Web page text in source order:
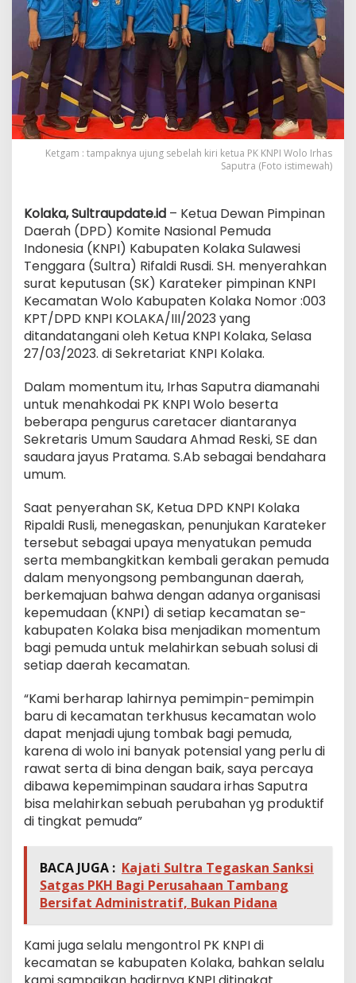
Ketgam : tampaknya ujung sebelah kiri ketua PK KNPI Wolo Irhas
Saputra (Foto istimewah)
Kolaka, Sultraupdate.id – Ketua Dewan Pimpinan
Daerah (DPD) Komite Nasional Pemuda
Indonesia (KNPI) Kabupaten Kolaka Sulawesi
Tenggara (Sultra) Rifaldi Rusdi. SH. menyerahkan
surat keputusan (SK) Karateker pimpinan KNPI
Kecamatan Wolo Kabupaten Kolaka Nomor :003
KPT/DPD KNPI KOLAKA/III/2023 yang
ditandatangani oleh Ketua KNPI Kolaka, Selasa
27/03/2023. di Sekretariat KNPI Kolaka.
Dalam momentum itu, Irhas Saputra diamanahi
untuk menahkodai PK KNPI Wolo beserta
beberapa pengurus caretacer diantaranya
Sekretaris Umum Saudara Ahmad Reski, SE dan
saudara jayus Pratama. S.Ab sebagai bendahara
umum.
Saat penyerahan SK, Ketua DPD KNPI Kolaka
Ripaldi Rusli, menegaskan, penunjukan Karateker
tersebut sebagai upaya menyatukan pemuda
serta membangkitkan kembali gerakan pemuda
dalam menyongsong pembangunan daerah,
berkemajuan bahwa dengan adanya organisasi
kepemudaan (KNPI) di setiap kecamatan se-
kabupaten Kolaka bisa menjadikan momentum
bagi pemuda untuk melahirkan sebuah solusi di
setiap daerah kecamatan.
“Kami berharap lahirnya pemimpin-pemimpin
baru di kecamatan terkhusus kecamatan wolo
dapat menjadi ujung tombak bagi pemuda,
karena di wolo ini banyak potensial yang perlu di
rawat serta di bina dengan baik, saya percaya
dibawa kepemimpinan saudara irhas Saputra
bisa melahirkan sebuah perubahan yg produktif
di tingkat pemuda”
BACA JUGA : Kajati Sultra Tegaskan Sanksi
Satgas PKH Bagi Perusahaan Tambang
Bersifat Administratif, Bukan Pidana
Kami juga selalu mengontrol PK KNPI di
kecamatan se kabupaten Kolaka, bahkan selalu